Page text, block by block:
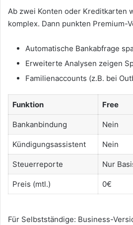
Ab zwei Konten oder Kreditkarten
komplex. Dann punkten Premium-
Automatische Bankabfrage
Erweiterte Analysen zeigen
Familienaccounts (z.B. bei
Funktion Free
Bankanbindung Nein
Kündigungsassistent Nein
Steuerreporte Nur
Preis (mtl.) 0€
Für Selbstständige: Business-